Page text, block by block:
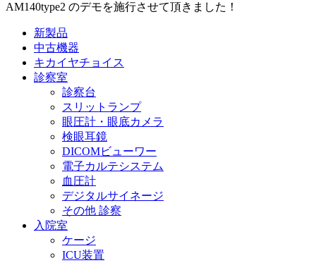
AM140type2 のデモを施行させて頂きました！
新製品
中古機器
キカイヤチョイス
診察室
診察台
スリットランプ
眼圧計・眼底カメラ
検眼耳鏡
DICOMビューワー
電子カルテシステム
血圧計
デジタルサイネージ
その他 診察
入院室
ケージ
ICU装置